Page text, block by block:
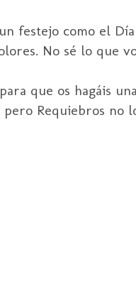
festejo como el
No sé lo que
que os hagáis
pero Requiebros no